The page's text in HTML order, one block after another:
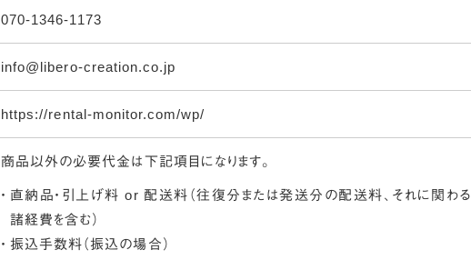
070-1346-1173
info@libero-creation.co.jp
https://rental-monitor.com/wp/
商品以外の必要代金は下記項目になります。
直納品・引上げ料 or 配送料（往復分または発送分の配送料、それに関わる
諸経費を含む）
振込手数料（振込の場合）